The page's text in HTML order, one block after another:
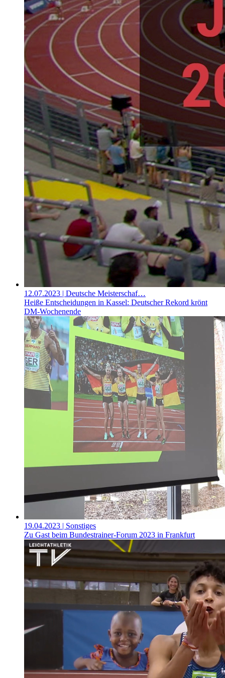
12.07.2023 | Deutsche Meisterschaf…
Heiße Entscheidungen in Kassel: Deutscher Rekord krönt
DM-Wochenende
19.04.2023 | Sonstiges
Zu Gast beim Bundestrainer-Forum 2023 in Frankfurt